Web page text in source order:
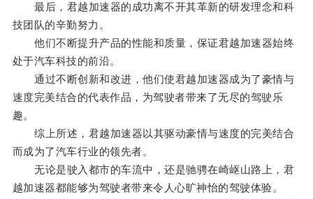
最后，君越加速器的成功离不开其革新的研发理念和科
技团队的辛勤努力。
他们不断提升产品的性能和质量，保证君越加速器始终
处于汽车科技的前沿。
通过不断创新和改进，他们使君越加速器成为了豪情与
速度完美结合的代表作品，为驾驶者带来了无尽的驾驶乐
趣。
综上所述，君越加速器以其驱动豪情与速度的完美结合
而成为了汽车行业的领先者。
无论是驶入都市的车流中，还是驰骋在崎岖山路上，君
越加速器都能够为驾驶者带来令人心旷神怡的驾驶体验。